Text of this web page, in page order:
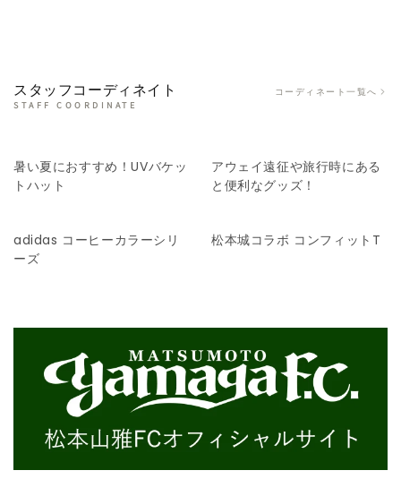
スタッフコーディネイト
STAFF COORDINATE
コーディネート一覧へ
暑い夏におすすめ！UVバケッ
トハット
アウェイ遠征や旅行時にある
と便利なグッズ！
adidas コーヒーカラーシリ
ーズ
松本城コラボ コンフィットT